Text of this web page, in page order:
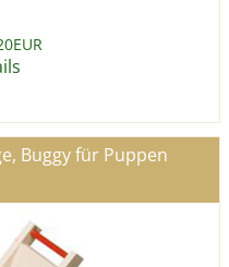
Buggy für Puppen